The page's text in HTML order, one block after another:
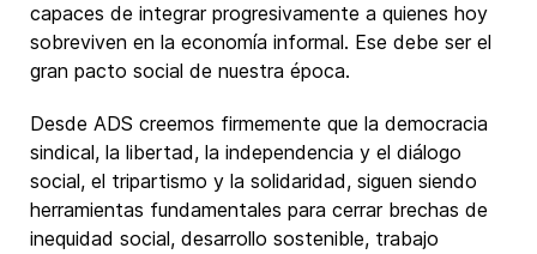
capaces de integrar progresivamente a quienes hoy
sobreviven en la economía informal. Ese debe ser el
gran pacto social de nuestra época.
Desde ADS creemos firmemente que la democracia
sindical, la libertad, la independencia y el diálogo
social, el tripartismo y la solidaridad, siguen siendo
herramientas fundamentales para cerrar brechas de
inequidad social, desarrollo sostenible, trabajo